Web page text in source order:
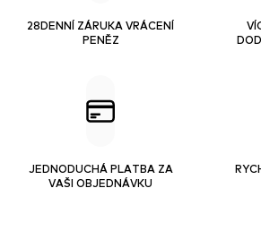
28DENNÍ ZÁRUKA VRÁCENÍ
PENĚZ
JEDNODUCHÁ PLATBA ZA
VAŠI OBJEDNÁVKU